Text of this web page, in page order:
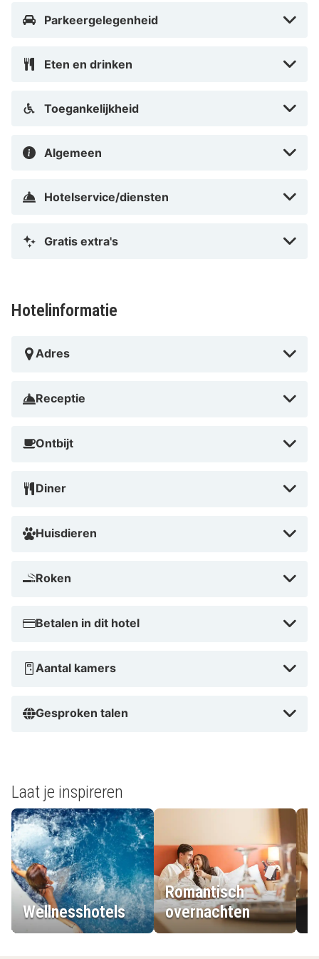
tuin zitten. Het hotel heeft ook een speelkamer voor de
Het hotel wordt omgeven door het Tofteskov-bos en is
fietsen. De Juelsminde Golf Club ligt op 2,4 km van het
winkels als restaurants.
Warm welkom hier!
Parkeergelegenheid
Eten en drinken
Toegankelijkheid
Algemeen
Hotelservice/diensten
Gratis extra's
Hotelinformatie
Adres
Receptie
Ontbijt
Diner
Huisdieren
Roken
Betalen in dit hotel
Aantal kamers
Gesproken talen
Laat je inspireren
Wellnesshotels
Romantisch
overnachten